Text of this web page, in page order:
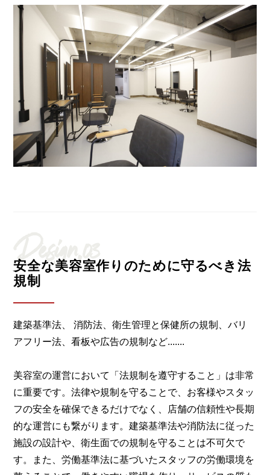
Design.03
安全な美容室作りのために守るべき法
規制
建築基準法、 消防法、衛生管理と保健所の規制、バリ
アフリー法、看板や広告の規制など.......
美容室の運営において「法規制を遵守すること」は非常
に重要です。法律や規制を守ることで、お客様やスタッ
フの安全を確保できるだけでなく、店舗の信頼性や長期
的な運営にも繋がります。建築基準法や消防法に従った
施設の設計や、衛生面での規制を守ることは不可欠で
す。また、労働基準法に基づいたスタッフの労働環境を